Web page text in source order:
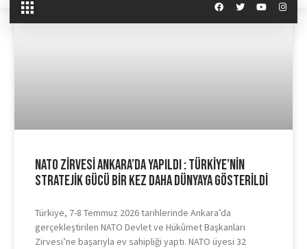
NATO Zirvesi Ankara’da Yapıldı : Türkiye’nin
Stratejik Gücü Bir Kez Daha Dünyaya Gösterildi
Türkiye, 7-8 Temmuz 2026 tarihlerinde Ankara’da
gerçekleştirilen NATO Devlet ve Hükûmet Başkanları
Zirvesi’ne başarıyla ev sahipliği yaptı. NATO üyesi 32